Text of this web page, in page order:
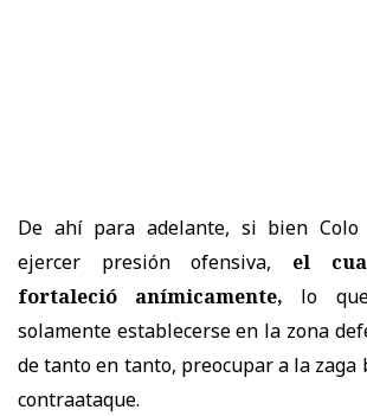
De ahí para adelante, si bien Colo
ejercer presión ofensiva, el
fortaleció anímicamente, lo
solamente establecerse en la zona
de tanto en tanto, preocupar a la zaga
contraataque.